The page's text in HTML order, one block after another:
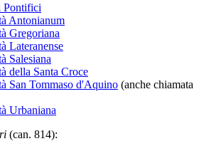
Pontifici
Antonianum
Gregoriana
Lateranense
Salesiana
della Santa Croce
San Tommaso d'Aquino (anche chiamata
Urbaniana
(can. 814):